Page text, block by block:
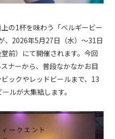
の1杯を味わう「ベルギービー
、2026年5月27日（水）～31日
前）にて開催されます。今回
ナーから、普段なかなかお目
ックやレッドビールまで、13
ルが大集結します。